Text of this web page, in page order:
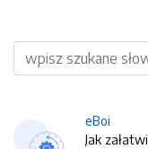
Wyszukiwarka
eBoi
Jak